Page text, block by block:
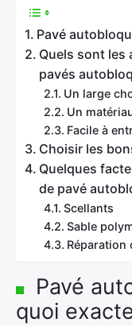
Pavé
Quels sont les
pavés
Un large
Un
Facile à
Choisir les
Quelques
de pavé
Scellants
Sable
Réparation
Pavé
quoi